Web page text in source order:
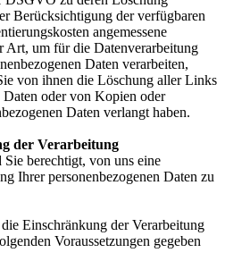
Berücksichtigung der verfügbaren
angemessene
Art, um für die Datenverarbeitung
Daten verarbeiten,
von ihnen die Löschung aller Links
Daten oder von Kopien oder
Daten verlangt haben.
der Verarbeitung
berechtigt, von uns eine
Ihrer personenbezogenen Daten zu
Einschränkung der Verarbeitung
Voraussetzungen gegeben